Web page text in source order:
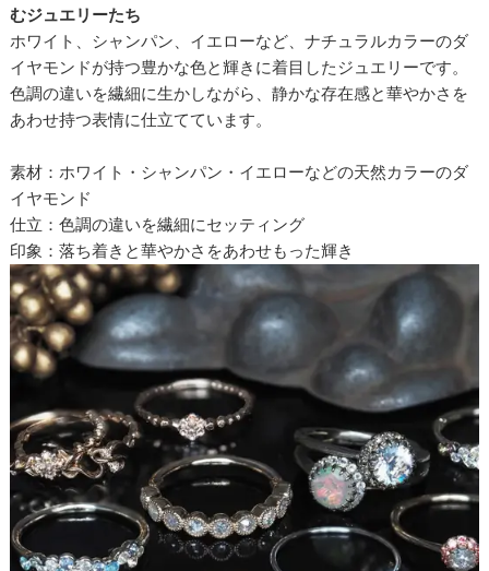
むジュエリーたち
ホワイト、シャンパン、イエローなど、ナチュラルカラーのダ
イヤモンドが持つ豊かな色と輝きに着目したジュエリーです。
色調の違いを繊細に生かしながら、静かな存在感と華やかさを
あわせ持つ表情に仕立てています。
素材：ホワイト・シャンパン・イエローなどの天然カラーのダ
イヤモンド
仕立：色調の違いを繊細にセッティング
印象：落ち着きと華やかさをあわせもった輝き